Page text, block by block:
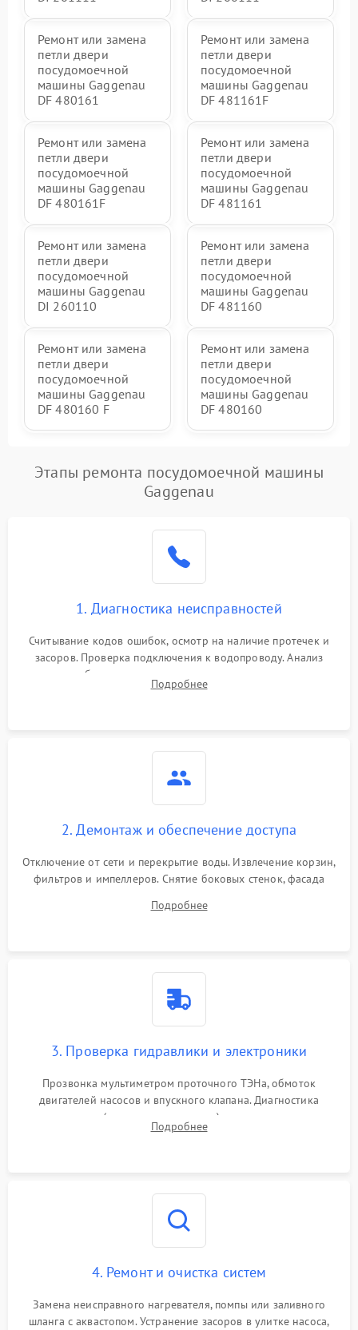
Ремонт или замена
петли двери
посудомоечной
машины Gaggenau
DF 480161
Ремонт или замена
петли двери
посудомоечной
машины Gaggenau
DF 481161F
Ремонт или замена
петли двери
посудомоечной
машины Gaggenau
DF 480161F
Ремонт или замена
петли двери
посудомоечной
машины Gaggenau
DF 481161
Ремонт или замена
петли двери
посудомоечной
машины Gaggenau
DI 260110
Ремонт или замена
петли двери
посудомоечной
машины Gaggenau
DF 481160
Ремонт или замена
петли двери
посудомоечной
машины Gaggenau
DF 480160 F
Ремонт или замена
петли двери
посудомоечной
машины Gaggenau
DF 480160
Этапы ремонта посудомоечной машины
Gaggenau
1. Диагностика неисправностей
Считывание кодов ошибок, осмотр на наличие протечек и
засоров. Проверка подключения к водопроводу. Анализ
жалоб на отсутствие слива, нагрева, вращения
разбрызгивателей или срабатывание системы защиты
Подробнее
2. Демонтаж и обеспечение доступа
Отключение от сети и перекрытие воды. Извлечение корзин,
фильтров и импеллеров. Снятие боковых стенок, фасада
циркуляционному насосу, ТЭНу и сливной помпе.
Подробнее
3. Проверка гидравлики и электроники
Прозвонка мультиметром проточного ТЭНа, обмоток
двигателей насосов и впускного клапана. Диагностика
прессостата (датчика уровня воды), датчика мутности,
концевика дверцы и электронного модуля управления.
Подробнее
4. Ремонт и очистка систем
Замена неисправного нагревателя, помпы или заливного
шланга с аквастопом. Устранение засоров в улитке насоса,